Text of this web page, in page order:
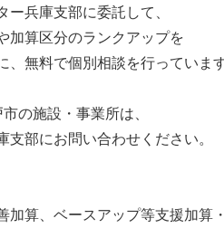
兵庫支部に委託して、
加算区分のランクアップを
無料で個別相談を行っています
の施設・事業所は、
部にお問い合わせください。
算、ベースアップ等支援加算